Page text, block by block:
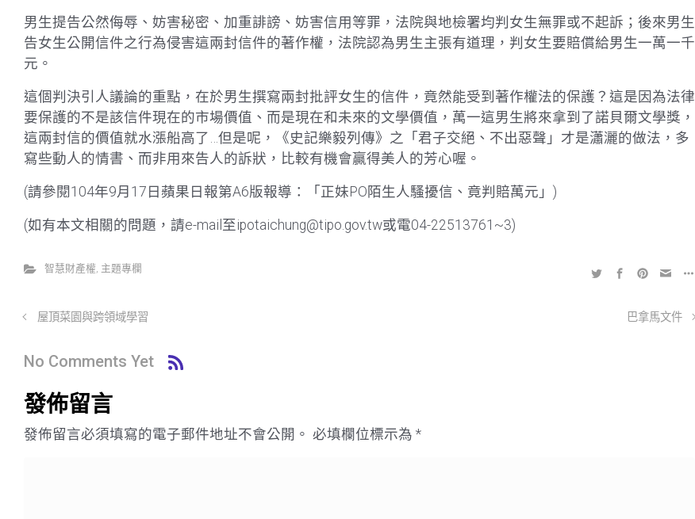
男生提告公然侮辱、妨害秘密、加重誹謗、妨害信用等罪，法院與地檢署均判女生無罪或不起訴；後來男生
告女生公開信件之行為侵害這兩封信件的著作權，法院認為男生主張有道理，判女生要賠償給男生一萬一千
元。
這個判決引人議論的重點，在於男生撰寫兩封批評女生的信件，竟然能受到著作權法的保護？這是因為法律
要保護的不是該信件現在的市場價值、而是現在和未來的文學價值，萬一這男生將來拿到了諾貝爾文學獎，
這兩封信的價值就水漲船高了…但是呢，《史記樂毅列傳》之「君子交絕、不出惡聲」才是瀟灑的做法，多
寫些動人的情書、而非用來告人的訴狀，比較有機會贏得美人的芳心喔。
(請參閱104年9月17日蘋果日報第A6版報導：「正妹PO陌生人騷擾信、竟判賠萬元」)
(如有本文相關的問題，請e-mail至ipotaichung@tipo.gov.tw或電04-22513761~3)
智慧財產權, 主題專欄
屋頂菜園與跨領域學習 巴拿馬文件
No Comments Yet
發佈留言
發佈留言必須填寫的電子郵件地址不會公開。 必填欄位標示為 *